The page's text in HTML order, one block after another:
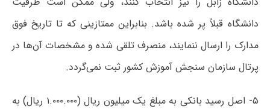
دانشگاه قبلاً پر شده باشد. بنابراین ممتازینی که تا تاریخ فوق
مدارک را ارسال ننمایند، منصرف تلقی شده و مشخصات آن‌ها در
پرتال سازمان سنجش آموزش کشور ثبت نمی‌گردد.
۵- اصل رسید بانکی به مبلغ یک میلیون ریال (۱.۰۰۰.۰۰۰ ریال) به